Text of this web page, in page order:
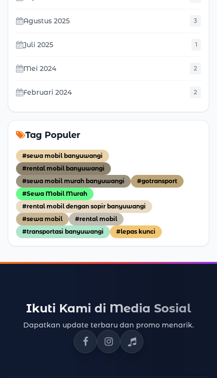
Agustus 2025 3
Juli 2025 1
Mei 2024 2
Februari 2024 2
Tag Populer
#sewa mobil banyuwangi
#rental mobil banyuwangi
#sewa mobil murah banyuwangi
#gotransport
#Sewa Mobil Murah
#rental mobil dengan sopir banyuwangi
#sewa mobil
#rental mobil
#transportasi banyuwangi
#lepas kunci
Ikuti Kami di Media Sosial
Dapatkan update terbaru dan promo menarik.
Facebook Gotransport
Instagram Gotransport
TikTok Gotransport